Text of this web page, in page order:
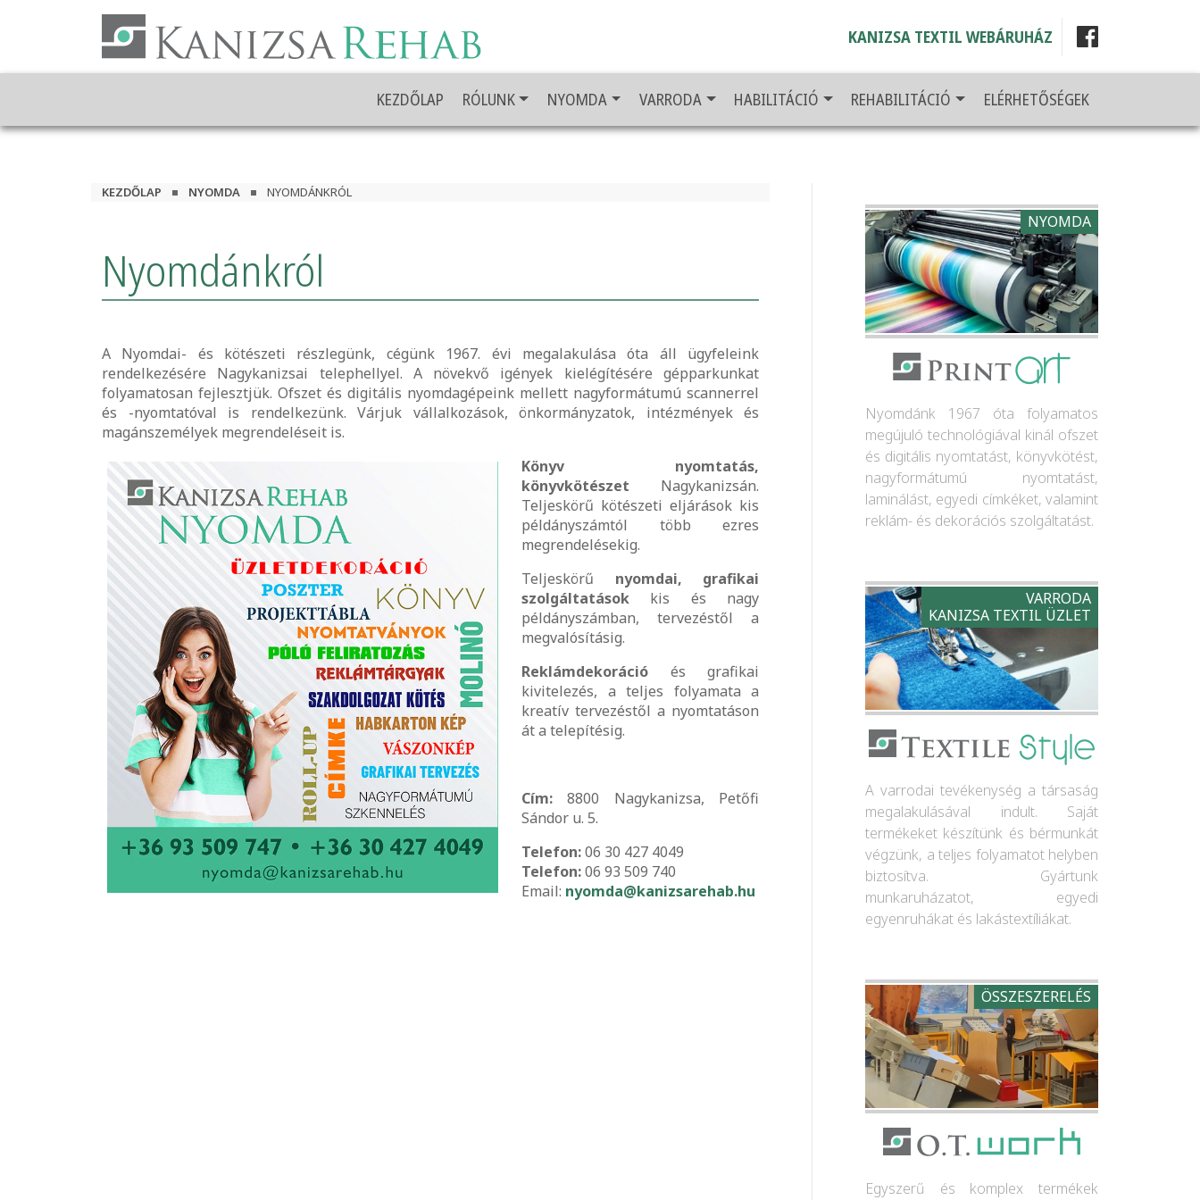
KANIZSA TEXTIL WEBÁRUHÁZ
KEZDŐLAP RÓLUNK NYOMDA VARRODA HABILITÁCIÓ REHABILITÁCIÓ ELÉRHETŐSÉGEK
KEZDŐLAP NYOMDA NYOMDÁNKRÓL
Nyomdánkról
A Nyomdai- és kötészeti részlegünk, cégünk 1967. évi megalakulása óta áll ügyfeleink
rendelkezésére Nagykanizsai telephellyel. A növekvő igények kielégítésére gépparkunkat
folyamatosan fejlesztjük. Ofszet és digitális nyomdagépeink mellett nagyformátumú scannerrel
és -nyomtatóval is rendelkezünk. Várjuk vállalkozások, önkormányzatok, intézmények és
magánszemélyek megrendeléseit is.
Könyv nyomtatás,
könyvkötészet Nagykanizsán.
Teljeskörű kötészeti eljárások kis
példányszámtól több ezres
megrendelésekig.
Teljeskörű nyomdai, grafikai
szolgáltatások kis és nagy
példányszámban, tervezéstől a
megvalósításig.
Reklámdekoráció és grafikai
kivitelezés, a teljes folyamata a
kreatív tervezéstől a nyomtatáson
át a telepítésig.
Cím: 8800 Nagykanizsa, Petőfi
Sándor u. 5.
Telefon:06 30 427 4049
Telefon:06 93 509 740
Email: nyomda@kanizsarehab.hu
NYOMDA
Nyomdánk 1967 óta folyamatos
megújuló technológiával kinál ofszet
és digitális nyomtatást, könyvkötést,
nagyformátumú nyomtatást,
laminálást, egyedi címkéket, valamint
reklám- és dekorációs szolgáltatást.
VARRODA
KANIZSA TEXTIL ÜZLET
A varrodai tevékenység a társaság
megalakulásával indult. Saját
termékeket készítünk és bérmunkát
végzünk, a teljes folyamatot helyben
biztosítva. Gyártunk
munkaruházatot, egyedi
egyenruhákat és lakástextíliákat.
ÖSSZESZERELÉS
Egyszerű és komplex termékek